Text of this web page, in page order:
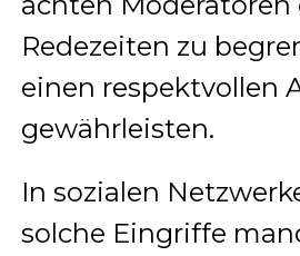
Redezeiten zu
einen respektvollen
gewährleisten.
In sozialen
solche Eingriffe